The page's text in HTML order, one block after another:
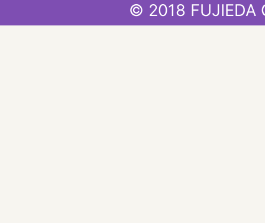
© 2018 FUJIEDA